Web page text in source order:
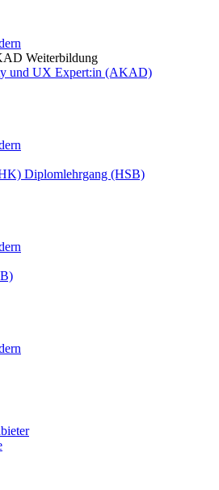
Weiterbildung
und UX Expert:in (AKAD)
Diplomlehrgang (HSB)